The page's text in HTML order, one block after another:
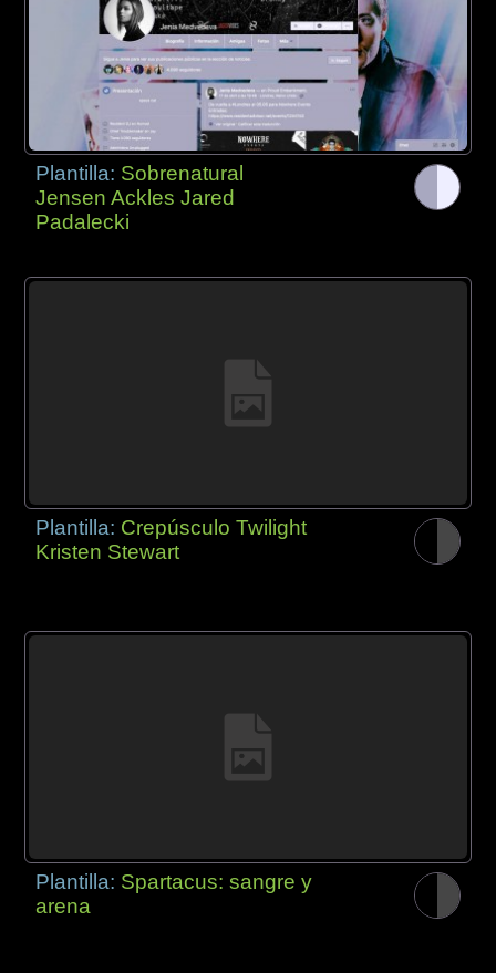
Plantilla: Sobrenatural
Jensen Ackles Jared
Padalecki
Plantilla: Crepúsculo Twilight
Kristen Stewart
Plantilla: Spartacus: sangre y
arena